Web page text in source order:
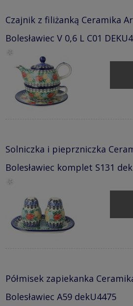
Czajnik z filiżanką Ceramika
Bolesławiec V 0,6 L C01
Solniczka i pieprzniczka
Bolesławiec komplet S131
Półmisek zapiekanka
Bolesławiec A59 dekU4475